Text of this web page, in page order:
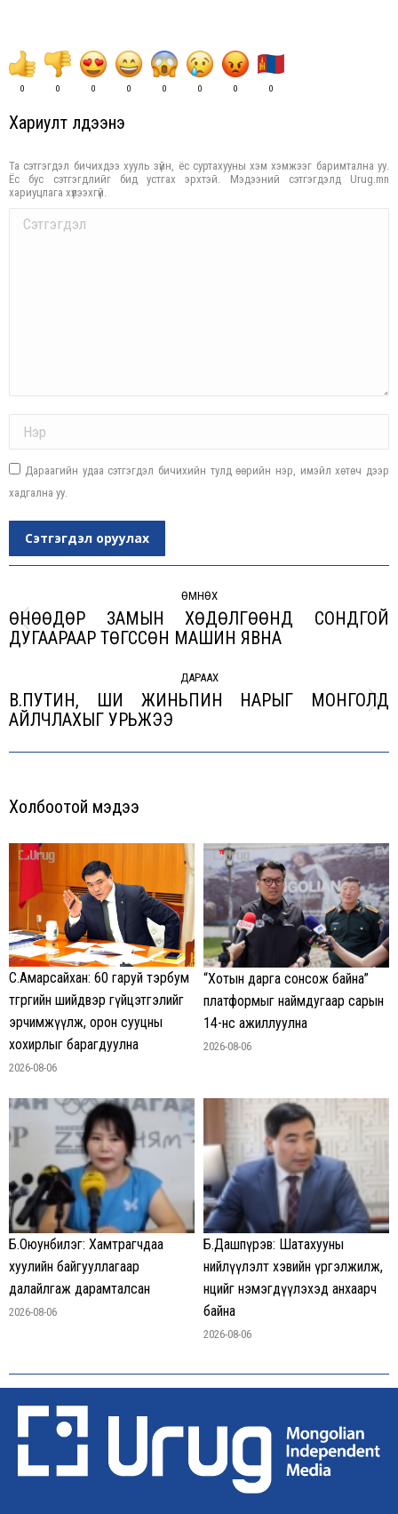
0 0 0 0 0 0 0 0
Хариулт үлдээнэ үү
Та сэтгэгдэл бичихдээ хууль зүйн, ёс суртахууны хэм хэмжээг баримтална уу.
Ёс бус сэтгэгдлийг бид устгах эрхтэй. Мэдээний сэтгэгдэлд Urug.mn
хариуцлага хүлээхгүй.
Comment
Дараагийн удаа сэтгэгдэл бичихийн тулд өөрийн нэр, имэйл хөтөч дээр
хадгална уу.
Сэтгэгдэл оруулах
ӨМНӨХ
Previous
ӨНӨӨДӨР ЗАМЫН ХӨДӨЛГӨӨНД СОНДГОЙ
ДУГААРААР ТӨГССӨН МАШИН ЯВНА
ДАРААХ
Next
В.ПУТИН, ШИ ЖИНЬПИН НАРЫГ МОНГОЛД
АЙЛЧЛАХЫГ УРЬЖЭЭ
Холбоотой мэдээ
С.Амарсайхан: 60 гаруй тэрбум
төгрөгийн шийдвэр гүйцэтгэлийг
эрчимжүүлж, орон сууцны
хохирлыг барагдуулна
2026-08-06
“Хотын дарга сонсож байна”
платформыг наймдугаар сарын
14-нөөс ажиллуулна
2026-08-06
Б.Оюунбилэг: Хамтрагчдаа
хуулийн байгууллагаар
далайлгаж дарамталсан
2026-08-06
Б.Дашпүрэв: Шатахууны
нийлүүлэлт хэвийн үргэлжилж,
нөөцийг нэмэгдүүлэхэд анхаарч
байна
2026-08-06